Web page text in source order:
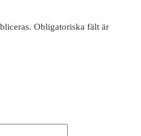
Obligatoriska fält är